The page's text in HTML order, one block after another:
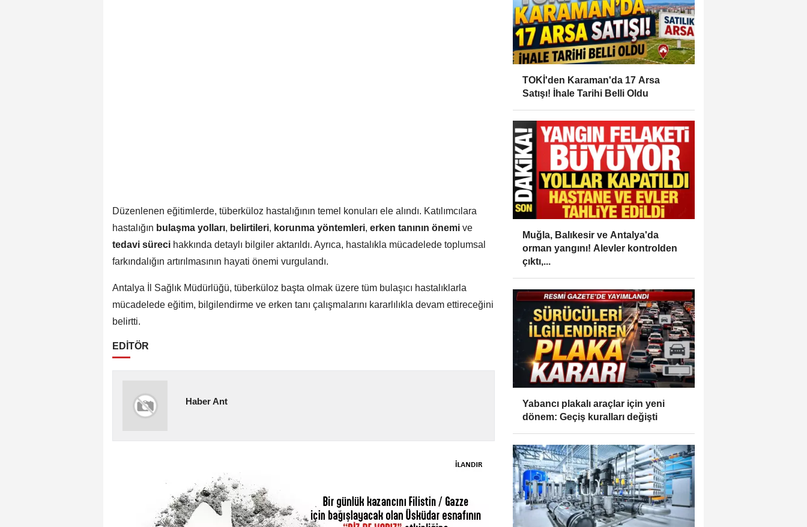
Düzenlenen eğitimlerde, tüberküloz hastalığının temel konuları ele alındı. Katılımcılara
hastalığın bulaşma yolları, belirtileri, korunma yöntemleri, erken tanının önemi ve
tedavi süreci hakkında detaylı bilgiler aktarıldı. Ayrıca, hastalıkla mücadelede toplumsal
farkındalığın artırılmasının hayati önemi vurgulandı.
Antalya İl Sağlık Müdürlüğü, tüberküloz başta olmak üzere tüm bulaşıcı hastalıklarla
mücadelede eğitim, bilgilendirme ve erken tanı çalışmalarını kararlılıkla devam ettireceğini
belirtti.
EDİTÖR
Haber Ant
TOKİ'den Karaman'da 17 Arsa
Satışı! İhale Tarihi Belli Oldu
Muğla, Balıkesir ve Antalya'da
orman yangını! Alevler kontrolden
çıktı,...
Yabancı plakalı araçlar için yeni
dönem: Geçiş kuralları değişti